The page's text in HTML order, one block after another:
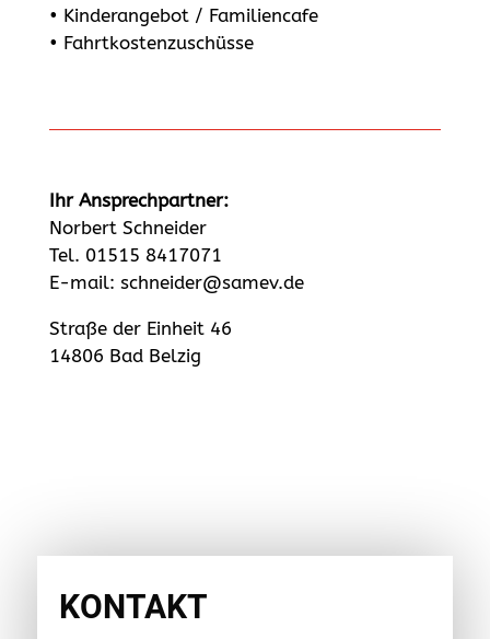
• Kinderangebot / Familiencafe
• Fahrtkostenzuschüsse
Ihr Ansprechpartner:
Norbert Schneider
Tel. 01515 8417071
E-mail: schneider@samev.de
Straße der Einheit 46
14806 Bad Belzig
KONTAKT